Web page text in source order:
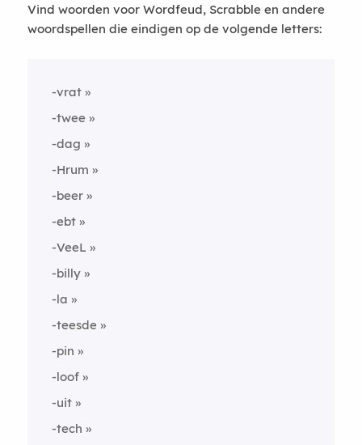
Vind woorden voor Wordfeud, Scrabble en andere
woordspellen die eindigen op de volgende letters:
-vrat
-twee
-dag
-Hrum
-beer
-ebt
-VeeL
-billy
-la
-teesde
-pin
-loof
-uit
-tech